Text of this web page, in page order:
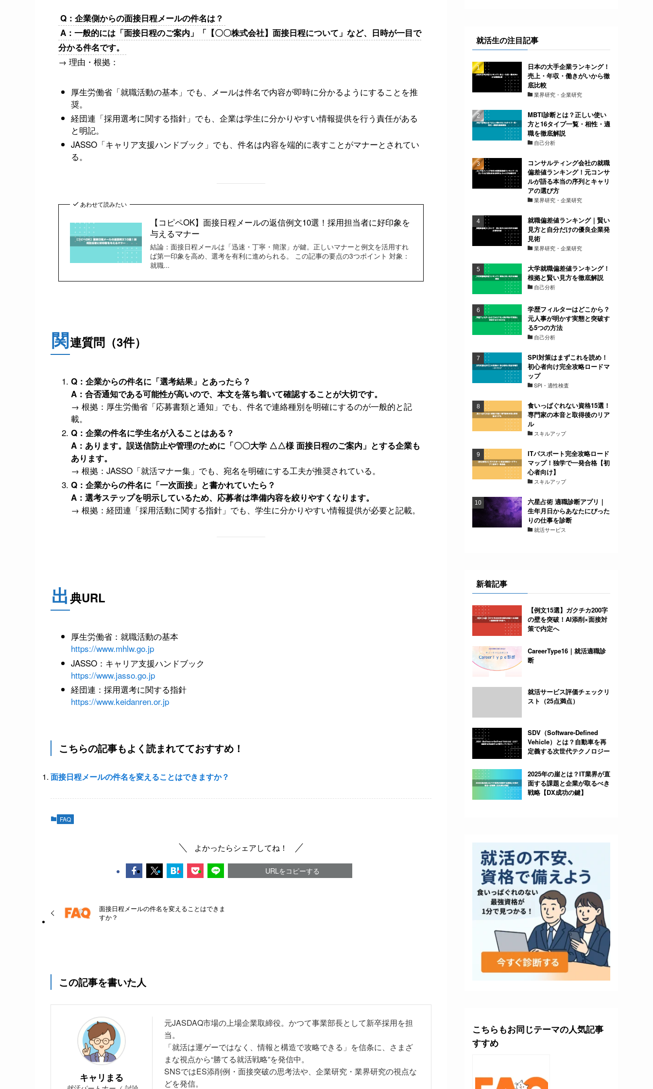
Q：企業側からの面接日程メールの件名は？
A：一般的には「面接日程のご案内」「【〇〇株式会社】面接日程について」など、日時が一目で
分かる件名です。
→ 理由・根拠：
厚生労働省「就職活動の基本」でも、メールは件名で内容が即時に分かるようにすることを推
奨。
経団連「採用選考に関する指針」でも、企業は学生に分かりやすい情報提供を行う責任がある
と明記。
JASSO「キャリア支援ハンドブック」でも、件名は内容を端的に表すことがマナーとされてい
る。
あわせて読みたい
【コピペOK】面接日程メールの返信例文10選！採用担当者に好印象を
与えるマナー
結論：面接日程メールは「迅速・丁寧・簡潔」が鍵。正しいマナーと例文を活用すれ
ば第一印象を高め、選考を有利に進められる。 この記事の要点の3つポイント 対象：
就職...
関連質問（3件）
Q：企業からの件名に「選考結果」とあったら？
A：合否通知である可能性が高いので、本文を落ち着いて確認することが大切です。
→ 根拠：厚生労働省「応募書類と通知」でも、件名で連絡種別を明確にするのが一般的と記
載。
Q：企業の件名に学生名が入ることはある？
A：あります。誤送信防止や管理のために「〇〇大学 △△様 面接日程のご案内」とする企業も
あります。
→ 根拠：JASSO「就活マナー集」でも、宛名を明確にする工夫が推奨されている。
Q：企業からの件名に「一次面接」と書かれていたら？
A：選考ステップを明示しているため、応募者は準備内容を絞りやすくなります。
→ 根拠：経団連「採用活動に関する指針」でも、学生に分かりやすい情報提供が必要と記載。
出典URL
厚生労働省：就職活動の基本
https://www.mhlw.go.jp
JASSO：キャリア支援ハンドブック
https://www.jasso.go.jp
経団連：採用選考に関する指針
https://www.keidanren.or.jp
こちらの記事もよく読まれてておすすめ！
面接日程メールの件名を変えることはできますか？
FAQ
よかったらシェアしてね！
URLをコピーする
面接日程メールの件名を変えることはできま
すか？
この記事を書いた人
キャリまる
元JASDAQ市場の上場企業取締役。かつて事業部長として新卒採用を担
当。
「就活は運ゲーではなく、情報と構造で攻略できる」を信条に、さまざ
まな視点から“勝てる就活戦略”を発信中。
SNSではES添削例・面接突破の思考法や、企業研究・業界研究の視点な
どを発信。
就活生の注目記事
日本の大手企業ランキング！
売上・年収・働きがいから徹
底比較
業界研究・企業研究
MBTI診断とは？正しい使い
方と16タイプ一覧・相性・適
職を徹底解説
自己分析
コンサルティング会社の就職
偏差値ランキング！元コンサ
ルが語る本当の序列とキャリ
アの選び方
業界研究・企業研究
就職偏差値ランキング｜賢い
見方と自分だけの優良企業発
見術
業界研究・企業研究
大学就職偏差値ランキング！
根拠と賢い見方を徹底解説
自己分析
学歴フィルターはどこから？
元人事が明かす実態と突破す
る5つの方法
自己分析
SPI対策はまずこれを読め！
初心者向け完全攻略ロードマ
ップ
SPI・適性検査
食いっぱぐれない資格15選！
専門家の本音と取得後のリア
ル
スキルアップ
ITパスポート完全攻略ロード
マップ！独学で一発合格【初
心者向け】
スキルアップ
六星占術 適職診断アプリ｜
生年月日からあなたにぴった
りの仕事を診断
就活サービス
新着記事
【例文15選】ガクチカ200字
の壁を突破！AI添削×面接対
策で内定へ
CareerType16｜就活適職診
断
就活サービス評価チェックリ
スト（25点満点）
SDV（Software-Defined
Vehicle）とは？自動車を再
定義する次世代テクノロジー
2025年の崖とは？IT業界が直
面する課題と企業が取るべき
戦略【DX成功の鍵】
こちらもお同じテーマの人気記事
すすめ